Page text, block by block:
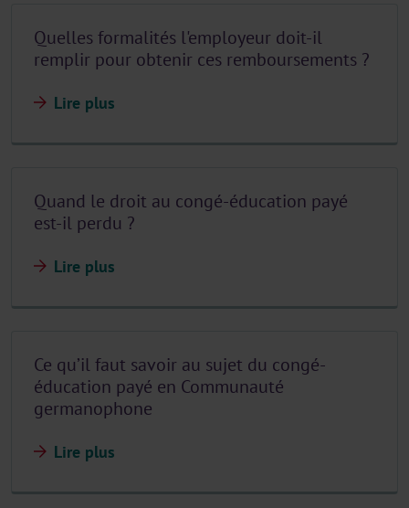
Quelles formalités l'employeur doit-il
remplir pour obtenir ces remboursements ?
Lire plus
Quand le droit au congé-éducation payé
est-il perdu ?
Lire plus
Ce qu’il faut savoir au sujet du congé-
éducation payé en Communauté
germanophone
Lire plus